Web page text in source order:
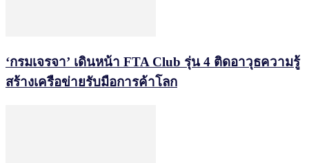
‘กรมเจรจา’ เดินหน้า FTA Club รุ่น 4 ติดอาวุธความรู้
สร้างเครือข่ายรับมือการค้าโลก